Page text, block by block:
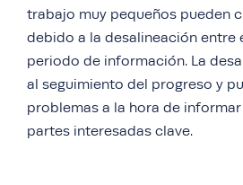
trabajo muy pequeños pueden
debido a la desalineación entre
periodo de información. La
al seguimiento del progreso y
problemas a la hora de
partes interesadas clave.